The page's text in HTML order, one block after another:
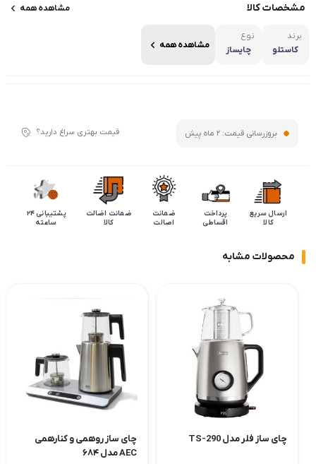
مشخصات کالا مشاهده همه
برند
کاستلو
نوع
چایساز
مشاهده همه
بروزرسانی قیمت: 2 ماه پیش قیمت بهتری سراغ دارید؟
ارسال سریع
کالا
پرداخت
اقساطی
ضمانت
اصالت
ضمانت اضالت
کالا
پشتیبانی 24
ساعته
محصولات مشابه
چای ساز فلر مدل TS-290
چای ساز روهمی و کنارهمی
AEC مدل ۶۸۴